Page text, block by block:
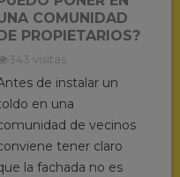
COMUNIDAD
PROPIETARIOS?
343 visitas
de instalar un
en una
de vecinos
tener claro
la fachada no es